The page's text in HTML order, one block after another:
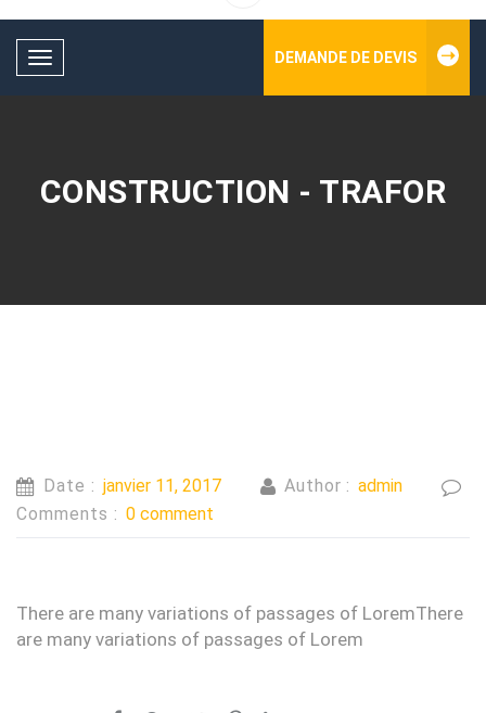
Toggle
DEMANDE DE DEVIS
CONSTRUCTION - TRAFOR
Date : janvier 11, 2017 Author : admin
Comments : 0 comment
There are many variations of passages of LoremThere
are many variations of passages of Lorem